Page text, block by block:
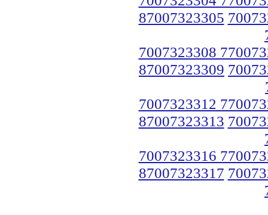
87007323305
7007323308
87007323309
7007323312
87007323313
7007323316
87007323317